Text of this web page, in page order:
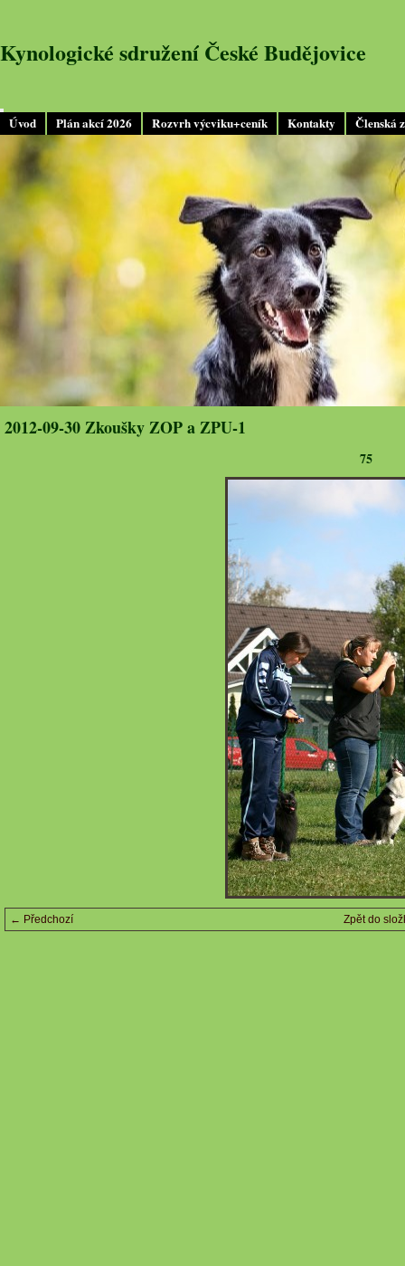
Úvod Plán akcí 2026 Rozvrh výcviku+ceník Kontakty Členská
Kynologické sdružení České Budějovice
2012-09-30 Zkoušky ZOP a ZPU-1
75
← Předchozí Zpět do